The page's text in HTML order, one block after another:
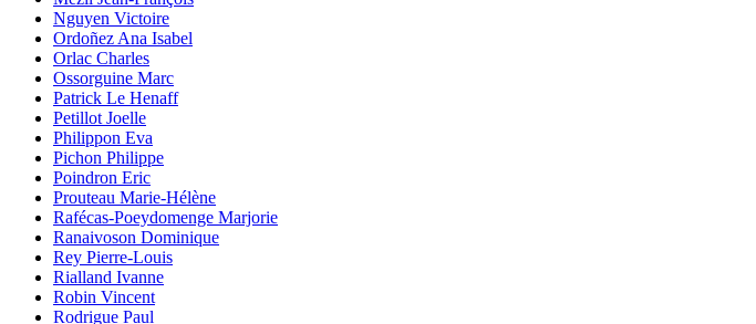
Nguyen Victoire
Ordoñez Ana Isabel
Orlac Charles
Ossorguine Marc
Patrick Le Henaff
Petillot Joelle
Philippon Eva
Pichon Philippe
Poindron Eric
Prouteau Marie-Hélène
Rafécas-Poeydomenge Marjorie
Ranaivoson Dominique
Rey Pierre-Louis
Rialland Ivanne
Robin Vincent
Rodrigue Paul